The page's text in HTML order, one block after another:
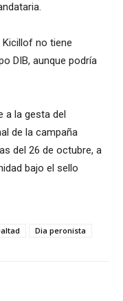
no tiene
DIB, aunque podría
la gesta del
de la campaña
del 26 de octubre, a
bajo el sello
Dia peronista